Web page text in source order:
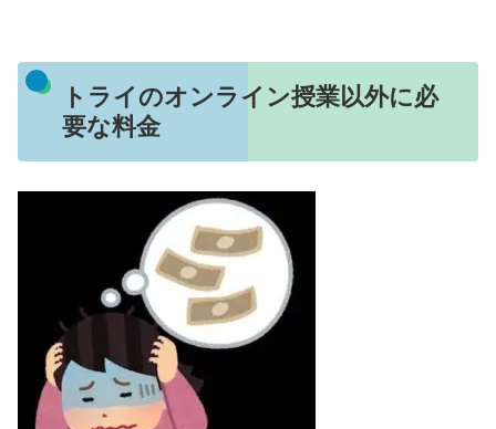
トライのオンライン授業以外に必
要な料金